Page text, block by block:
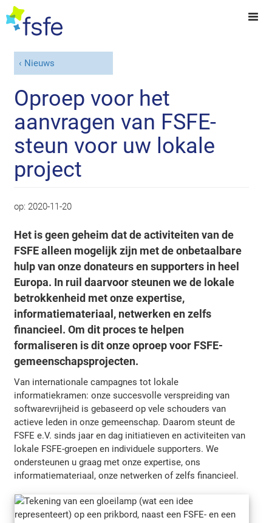
Nieuws
Oproep voor het
aanvragen van FSFE-
steun voor uw lokale
project
op: 2020-11-20
Het is geen geheim dat de activiteiten van de
FSFE alleen mogelijk zijn met de onbetaalbare
hulp van onze donateurs en supporters in heel
Europa. In ruil daarvoor steunen we de lokale
betrokkenheid met onze expertise,
informatiemateriaal, netwerken en zelfs
financieel. Om dit proces te helpen
formaliseren is dit onze oproep voor FSFE-
gemeenschapsprojecten.
Van internationale campagnes tot lokale
informatiekramen: onze succesvolle verspreiding van
softwarevrijheid is gebaseerd op vele schouders van
actieve leden in onze gemeenschap. Daarom steunt de
FSFE e.V. sinds jaar en dag initiatieven en activiteiten van
lokale FSFE-groepen en individuele supporters. We
ondersteunen u graag met onze expertise, ons
informatiemateriaal, onze netwerken of zelfs financieel.